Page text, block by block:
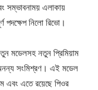
সম্ভাবনাময় এলাকায়
পদক্ষেপ নিলো রিভো।
মডেলসহ নতুন প্রিমিয়াম
সংমিশ্রণ। এই মডেল
এবং এতে রয়েছে পিওর